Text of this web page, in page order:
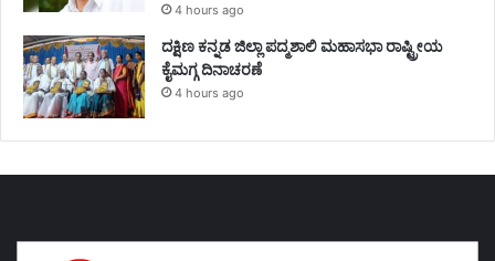
4 hours ago
ದಕ್ಷಿಣ ಕನ್ನಡ ಜಿಲ್ಲಾ ಪದ್ಮಶಾಲಿ ಮಹಾಸಭಾ ರಾಷ್ಟ್ರೀಯ
ಕೈಮಗ್ಗ ದಿನಾಚರಣೆ
4 hours ago